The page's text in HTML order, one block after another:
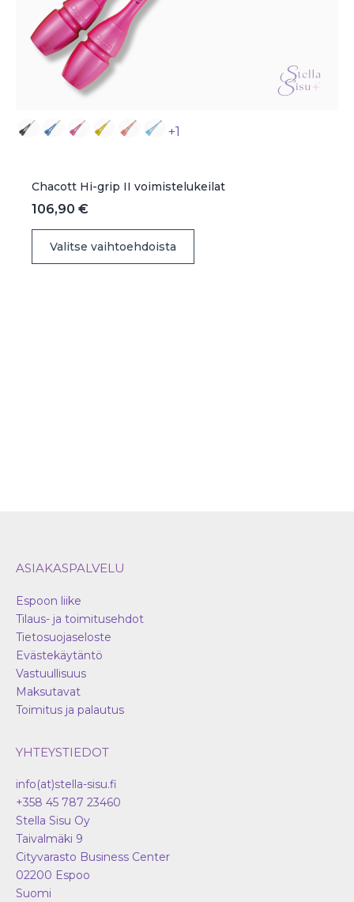
+1
Chacott Hi-grip II voimistelukeilat
106,90 €
Valitse vaihtoehdoista
Tällä
ASIAKASPALVELU
Espoon liike
Tilaus- ja toimitusehdot
Tietosuojaseloste
Evästekäytäntö
Vastuullisuus
Maksutavat
Toimitus ja palautus
YHTEYSTIEDOT
info(at)stella-sisu.fi
+358 45 787 23460
Stella Sisu Oy
Taivalmäki 9
Cityvarasto Business Center
02200 Espoo
Suomi